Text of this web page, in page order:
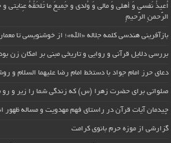
اُعیذُ نَفسی وَ أهلی وَ مالی وَ وُلدی و جَمیعَ ما تَلحَقُهُ عِنایتی
الرَّحمنِ الرَّحیمِ
بازآفرینی هندسی کلمه جلاله «الله»؛ از خوشنویسی تا
بررسی دلایل قرآنی و روایی و تاریخی مبنی بر امکان
دعای حرز امام جواد با دستخط امام رضا علیهما السلام و
صلواتی برای حضرت زهرا (س) که زندگی شما را زیر و رو
چیدمان آیات قرآن در راستای فهم مهدویت و مساله ظهور
گزارشی از موزه حرم بانوی کرامت